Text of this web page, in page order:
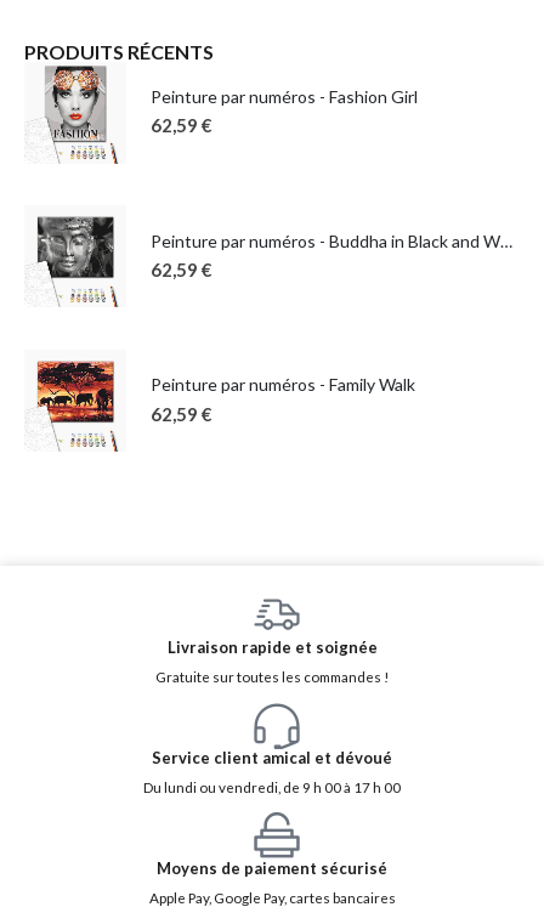
PRODUITS RÉCENTS
Peinture par numéros - Fashion Girl
62,59 €
Peinture par numéros - Buddha in Black and White
62,59 €
Peinture par numéros - Family Walk
62,59 €
Livraison rapide et soignée
Gratuite sur toutes les commandes !
Service client amical et dévoué
Du lundi ou vendredi, de 9 h 00 à 17 h 00
Moyens de paiement sécurisé
Apple Pay, Google Pay, cartes bancaires